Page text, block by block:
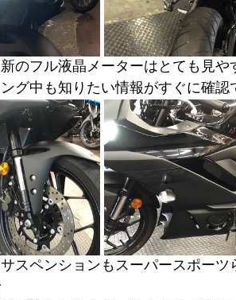
のフル液晶メーターはとても見
グ中も知りたい情報がすぐに確認
スペンションもスーパースポー